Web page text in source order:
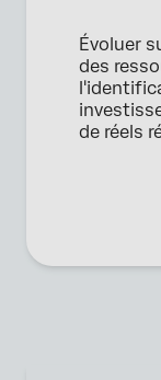
Évoluer
des
de réels